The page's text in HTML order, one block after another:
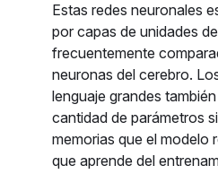
Estas redes neuronales
por capas de unidades
frecuentemente
neuronas del cerebro.
lenguaje grandes
cantidad de parámetros
memorias que el modelo
que aprende del